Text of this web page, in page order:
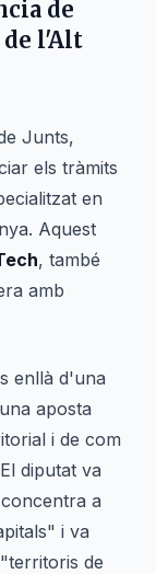
de
de l'Alt
Junts,
els tràmits
en
Aquest
, també
amb
enllà d'una
aposta
i de com
diputat va
a
i va
de